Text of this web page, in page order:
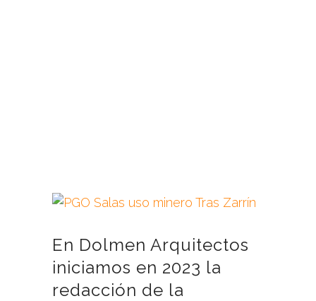
En Dolmen Arquitectos
iniciamos en 2023 la
redacción de la